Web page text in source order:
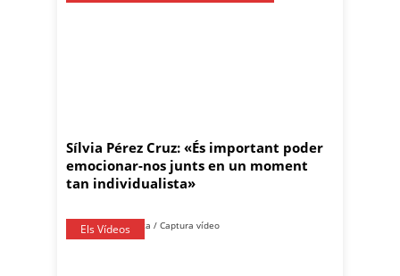
Sílvia Pérez Cruz: «És important poder
emocionar-nos junts en un moment
tan individualista»
Els Vídeos